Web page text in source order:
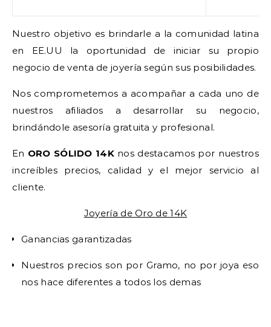
Nuestro objetivo es brindarle a la comunidad latina
en EE.UU la oportunidad de iniciar su propio
negocio de venta de joyería según sus posibilidades.
Nos comprometemos a acompañar a cada uno de
nuestros afiliados a desarrollar su negocio,
brindándole asesoría gratuita y profesional.
En ORO SÓLIDO 14Knos destacamos por nuestros
increíbles precios, calidad y el mejor servicio al
cliente.
Joyería de Oro de 14K
Ganancias garantizadas
Nuestros precios son por Gramo, no por joya eso
nos hace diferentes a todos los demas